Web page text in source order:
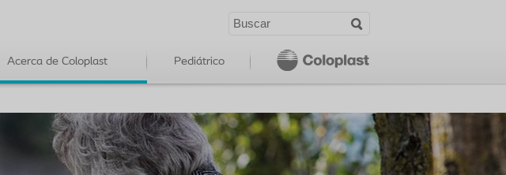
Acerca de Coloplast Pediátrico